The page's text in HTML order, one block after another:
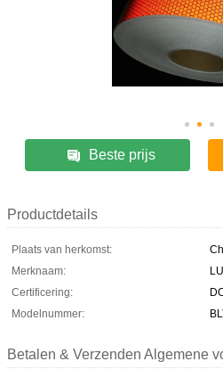
Beste prijs
Productdetails
Plaats van herkomst:
Merknaam:
LU
Certificering:
Modelnummer:
Betalen & Verzenden Algemene